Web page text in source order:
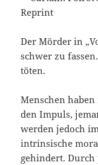
Der Mörder in
schwer zu
töten.
Menschen
den Impuls,
werden jedoch
intrinsische
gehindert. Durch